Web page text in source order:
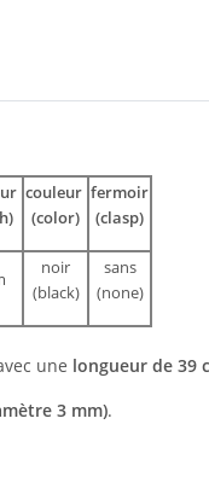
couleur
(color)
fermoir
(clasp)
noir
(black)
sans
(none)
une longueur de 39
3 mm).